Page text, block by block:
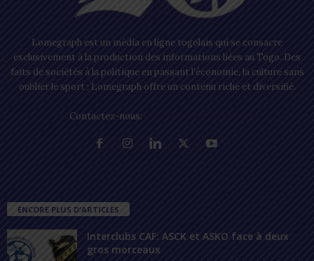
Lomegraph est un média en ligne togolais qui se consacre
exclusivement à la production des informations liées au Togo. Des
faits de sociétés à la politique en passant l’économie, la culture sans
oublier le sport ; Lomegraph offre un contenu riche et diversifié.
Contactez-nous:
ENCORE PLUS D'ARTICLES
Interclubs CAF: ASCK et ASKO face à deux
gros morceaux